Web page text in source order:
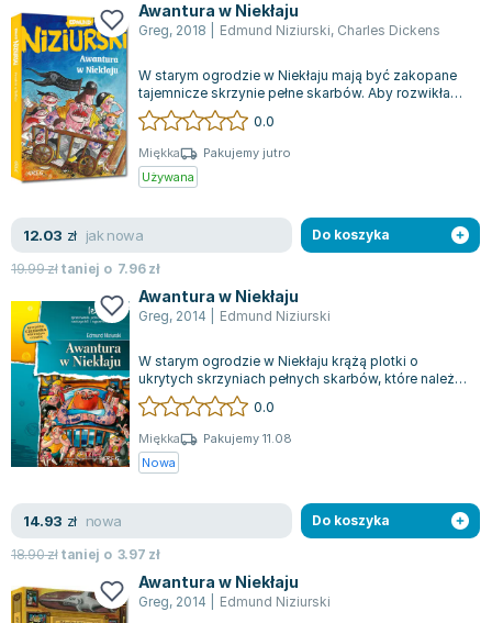
Awantura w Niekłaju
Greg, 2018 Edmund Niziurski, Charles Dickens
W starym ogrodzie w Niekłaju mają być zakopane
tajemnicze skrzynie pełne skarbów. Aby rozwikłać
tę zagadkę, potrzebne są wskazówki...
0.0
Miękka
Pakujemy jutro
Używana
12.03 zł jak nowa
19.99złtaniej o 7.96zł
Do koszyka
Awantura w Niekłaju
Greg, 2014 Edmund Niziurski
W starym ogrodzie w Niekłaju krążą plotki o
ukrytych skrzyniach pełnych skarbów, które należy
jak najszybciej odnaleźć przy pomocy...
0.0
Miękka
Pakujemy 11.08
Nowa
14.93 zł nowa
18.90złtaniej o 3.97 zł
Do koszyka
Awantura w Niekłaju
Greg, 2014 Edmund Niziurski